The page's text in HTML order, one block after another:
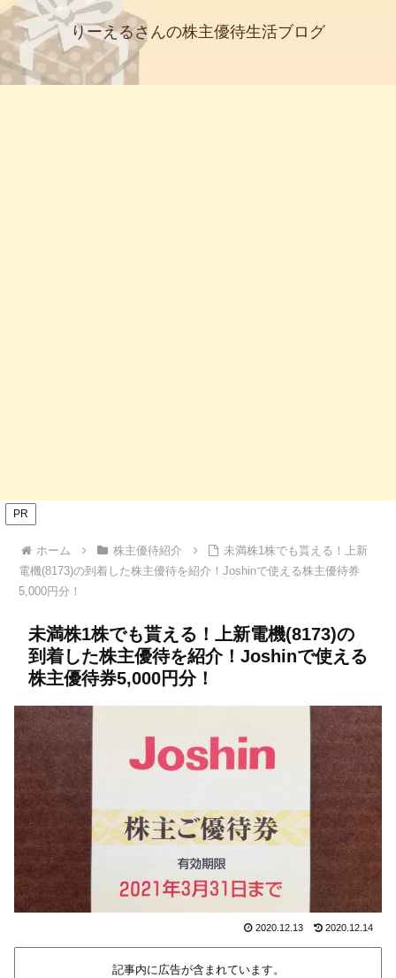
りーえるさんの株主優待生活ブログ
PR
ホーム 株主優待紹介
未満株1株でも貰える！上新
電機(8173)の到着した株主優待を紹介！Joshinで使える株主優待券
5,000円分！
未満株1株でも貰える！上新電機(8173)の
到着した株主優待を紹介！Joshinで使える
株主優待券5,000円分！
2020.12.13 2020.12.14
記事内に広告が含まれています。